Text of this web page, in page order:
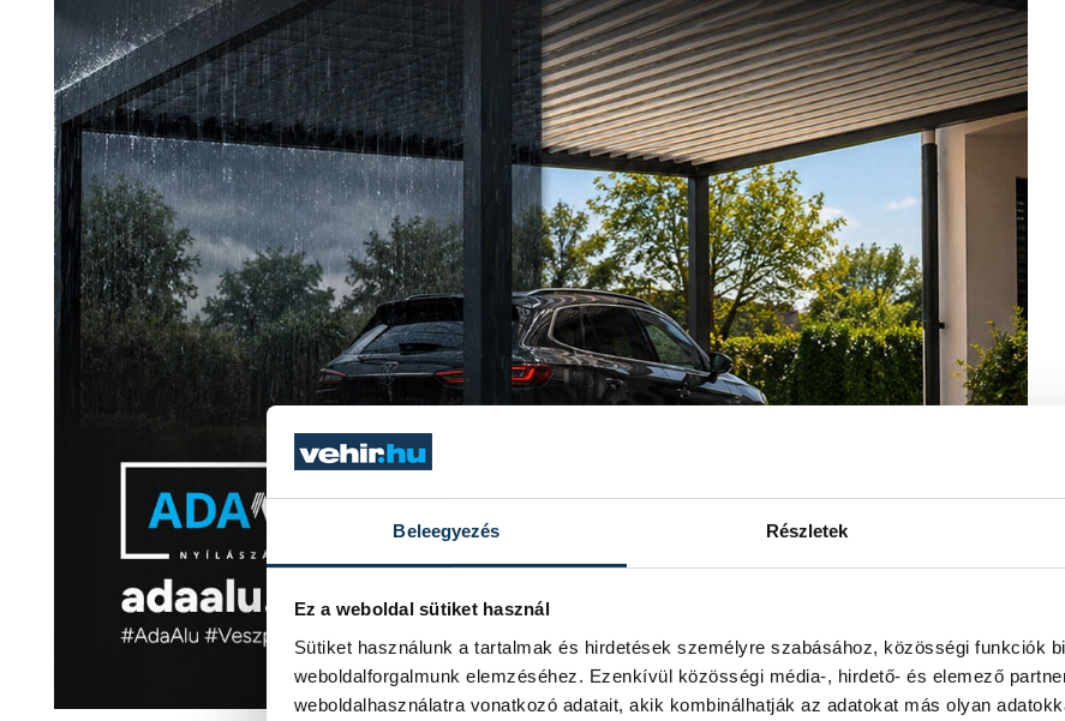
Beleegyezés Részletek
Ez a weboldal sütiket használ
Sütiket használunk a tartalmak és hirdetések személyre szabásához, közösségi funkciók
weboldalforgalmunk elemzéséhez. Ezenkívül közösségi média-, hirdető- és elemező
weboldalhasználatra vonatkozó adatait, akik kombinálhatják az adatokat más olyan